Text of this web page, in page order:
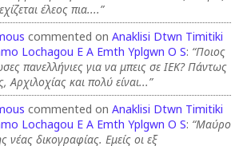
έλεος πια....”
commented on Anaklisi Dtwn Timitiki
Lochagou E A Emth Yplgwn O S: “Ποιος
πανελλήνιες για να μπεις σε ΙΕΚ? Πάντως
και πολύ είναι...”
commented on Anaklisi Dtwn Timitiki
Lochagou E A Emth Yplgwn O S: “Μαύρο
νέας δικογραφίας. Εμείς οι εξ